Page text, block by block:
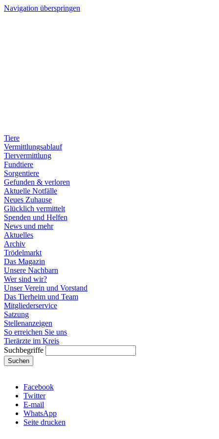
Navigation überspringen
Tiere
Vermittlungsablauf
Tiervermittlung
Fundtiere
Sorgentiere
Gefunden & verloren
Aktuelle Notfälle
Neues Zuhause
Glücklich vermittelt
Spenden und Helfen
News und mehr
Aktuelles
Archiv
Trödelmarkt
Das Magazin
Unsere Nachbarn
Wer sind wir?
Unser Verein und Vorstand
Das Tierheim und Team
Mitgliederservice
Satzung
Stellenanzeigen
So erreichen Sie uns
Tierärzte im Kreis
Suchbegriffe
Suchen
Facebook
Twitter
E-mail
WhatsApp
Seite drucken